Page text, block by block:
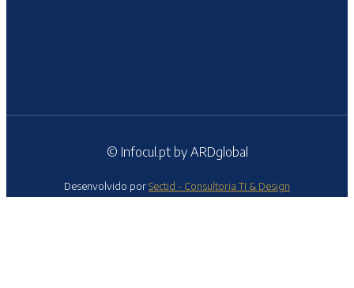
© Infocul.pt by ARDglobal
Desenvolvido porSectid - Consultoria TI & Design